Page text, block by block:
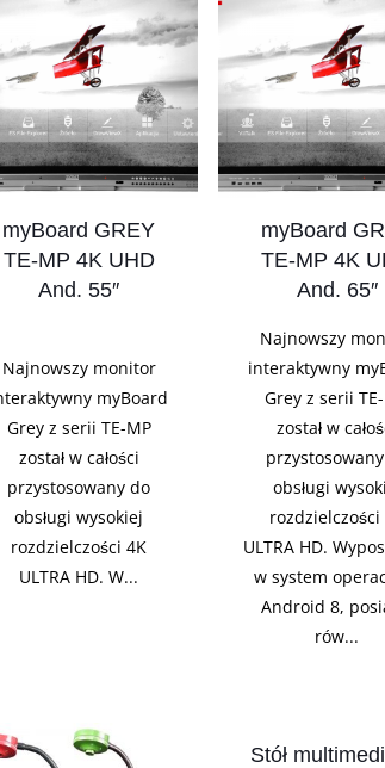
myBoard GREY
TE-MP 4K UHD
And. 55″
Najnowszy monitor
myBoard
Grey z serii TE-MP
został w całości
przystosowany do
obsługi wysokiej
rozdzielczości 4K
ULTRA HD. W...
myBoard
TE-MP 4K
And. 65″
Najnowszy
interaktywny
Grey z serii
został w
obsługi
rozdzielczości
ULTRA HD.
w system
Android 8,
rów...
Stół